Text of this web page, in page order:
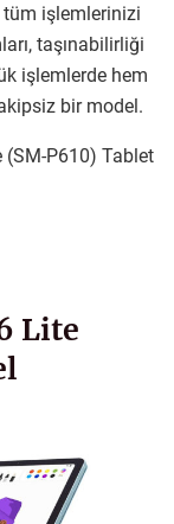
tüm işlemlerinizi
taşınabilirliği
işlemlerde hem
bir model.
(SM-P610) Tablet
Lite